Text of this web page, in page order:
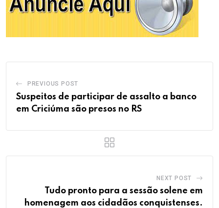
PREVIOUS POST
Suspeitos de participar de assalto a banco
em Criciúma são presos no RS
NEXT POST
Tudo pronto para a sessão solene em
homenagem aos cidadãos conquistenses.